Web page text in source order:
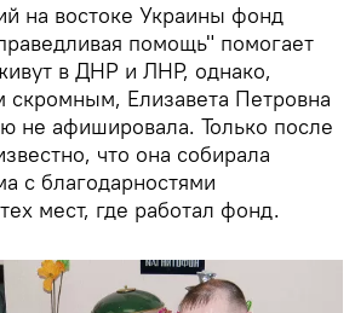
на востоке Украины фонд
помощь" помогает
в ДНР и ЛНР, однако,
скромным, Елизавета Петровна
не афишировала. Только после
что она собирала
с благодарностями
мест, где работал фонд.